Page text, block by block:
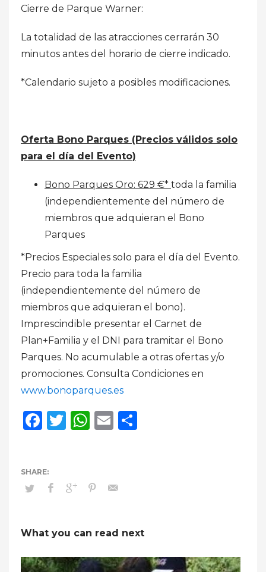
Cierre de Parque Warner:
La totalidad de las atracciones cerrarán 30
minutos antes del horario de cierre indicado.
*Calendario sujeto a posibles modificaciones.
Oferta Bono Parques (Precios válidos solo
para el día del Evento)
Bono Parques Oro: 629 €* toda la familia
(independientemente del número de
miembros que adquieran el Bono
Parques
*Precios Especiales solo para el día del Evento.
Precio para toda la familia
(independientemente del número de
miembros que adquieran el bono).
Imprescindible presentar el Carnet de
Plan+Familia y el DNI para tramitar el Bono
Parques. No acumulable a otras ofertas y/o
promociones. Consulta Condiciones en
www.bonoparques.es
Facebook
Twitter
WhatsApp
Email
What you can read next